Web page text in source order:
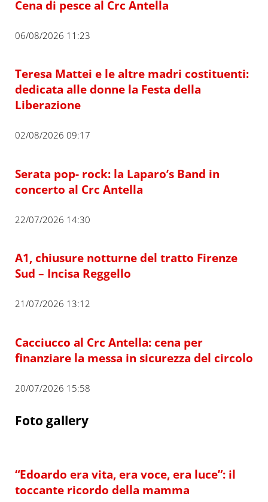
Cena di pesce al Crc Antella
06/08/2026 11:23
Teresa Mattei e le altre madri costituenti:
dedicata alle donne la Festa della
Liberazione
02/08/2026 09:17
Serata pop- rock: la Laparo’s Band in
concerto al Crc Antella
22/07/2026 14:30
A1, chiusure notturne del tratto Firenze
Sud – Incisa Reggello
21/07/2026 13:12
Cacciucco al Crc Antella: cena per
finanziare la messa in sicurezza del circolo
20/07/2026 15:58
Foto gallery
“Edoardo era vita, era voce, era luce”: il
toccante ricordo della mamma